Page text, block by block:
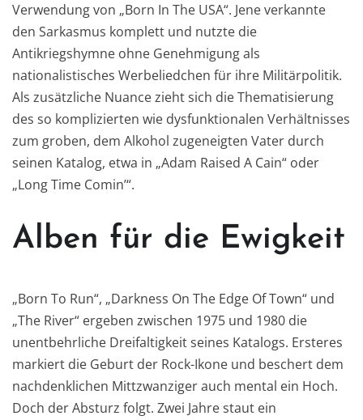
Verwendung von „Born In The USA“. Jene verkannte
den Sarkasmus komplett und nutzte die
Antikriegshymne ohne Genehmigung als
nationalistisches Werbeliedchen für ihre Militärpolitik.
Als zusätzliche Nuance zieht sich die Thematisierung
des so komplizierten wie dysfunktionalen Verhältnisses
zum groben, dem Alkohol zugeneigten Vater durch
seinen Katalog, etwa in „Adam Raised A Cain“ oder
„Long Time Comin’“.
Alben für die Ewigkeit
„Born To Run“, „Darkness On The Edge Of Town“ und
„The River“ ergeben zwischen 1975 und 1980 die
unentbehrliche Dreifaltigkeit seines Katalogs. Ersteres
markiert die Geburt der Rock-Ikone und beschert dem
nachdenklichen Mittzwanziger auch mental ein Hoch.
Doch der Absturz folgt. Zwei Jahre staut ein